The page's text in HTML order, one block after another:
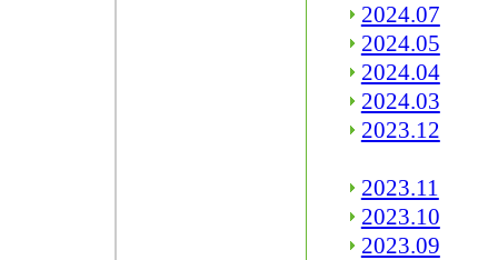
2024.07
2024.05
2024.04
2024.03
2023.12
2023.11
2023.10
2023.09